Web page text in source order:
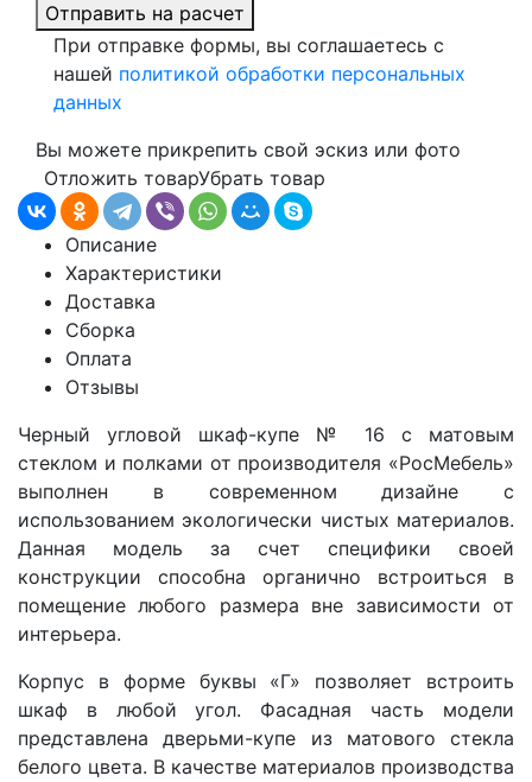
Отправить на расчет
При отправке формы, вы соглашаетесь с
нашей политикой обработки персональных
данных
Вы можете прикрепить свой эскиз или фото
Отложить товарУбрать товар
Описание
Характеристики
Доставка
Сборка
Оплата
Отзывы
Черный угловой шкаф-купе № 16 с матовым
стеклом и полками от производителя «РосМебель»
выполнен
в современном дизайне с
использованием экологически чистых материалов.
Данная модель за счет специфики своей
конструкции способна органично встроиться в
помещение любого размера вне зависимости от
интерьера.
Корпус в форме буквы «Г» позволяет встроить
шкаф в любой угол. Фасадная часть модели
представлена дверьми-купе из матового стекла
белого цвета. В качестве материалов производства